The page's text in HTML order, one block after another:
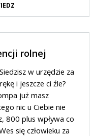
rolnej
w urzędzie za
i jeszcze ci źle?
już masz
nic u Ciebie nie
800 plus wpływa co
się człowieku za